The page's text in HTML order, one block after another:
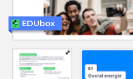
EDUbox